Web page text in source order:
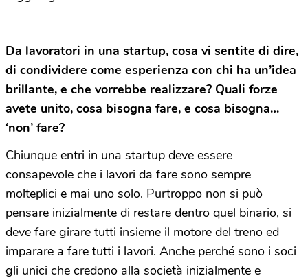
Da lavoratori in una startup, cosa vi sentite di dire,
di condividere come esperienza con chi ha un’idea
brillante, e che vorrebbe realizzare? Quali forze
avete unito, cosa bisogna fare, e cosa bisogna…
‘non’ fare?
Chiunque entri in una startup deve essere
consapevole che i lavori da fare sono sempre
molteplici e mai uno solo. Purtroppo non si può
pensare inizialmente di restare dentro quel binario, si
deve fare girare tutti insieme il motore del treno ed
imparare a fare tutti i lavori. Anche perché sono i soci
gli unici che credono alla società inizialmente e